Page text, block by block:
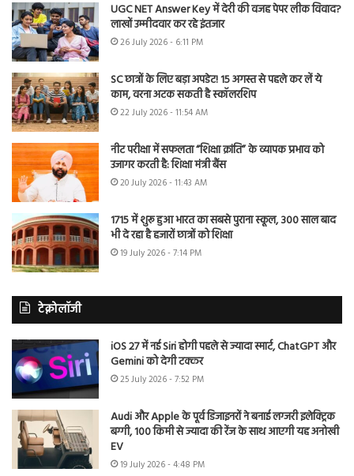
UGC NET Answer Key में देरी की वजह पेपर लीक विवाद?
लाखों उम्मीदवार कर रहे इंतजार
26 July 2026 - 6:11 PM
SC छात्रों के लिए बड़ा अपडेट! 15 अगस्त से पहले कर लें ये
काम, वरना अटक सकती है स्कॉलरशिप
22 July 2026 - 11:54 AM
नीट परीक्षा में सफलता “शिक्षा क्रांति” के व्यापक प्रभाव को
उजागर करती है: शिक्षा मंत्री बैंस
20 July 2026 - 11:43 AM
1715 में शुरू हुआ भारत का सबसे पुराना स्कूल, 300 साल बाद
भी दे रहा है हजारों छात्रों को शिक्षा
19 July 2026 - 7:14 PM
टेक्नोलॉजी
iOS 27 में नई Siri होगी पहले से ज्यादा स्मार्ट, ChatGPT और
Gemini को देगी टक्कर
25 July 2026 - 7:52 PM
Audi और Apple के पूर्व डिजाइनरों ने बनाई लग्जरी इलेक्ट्रिक
बग्गी, 100 किमी से ज्यादा की रेंज के साथ आएगी यह अनोखी
EV
19 July 2026 - 4:48 PM